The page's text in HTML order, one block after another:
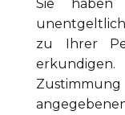
Sie haben
zu Ihrer